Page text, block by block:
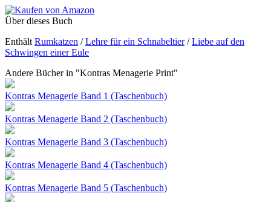
Über dieses Buch
Enthält Rumkatzen /Lehre für ein Schnabeltier/Liebe auf den
Schwingen einer Eule
Andere Bücher in "Kontras Menagerie Print"
Kontras Menagerie Band 1 (Taschenbuch)
Kontras Menagerie Band 2 (Taschenbuch)
Kontras Menagerie Band 3 (Taschenbuch)
Kontras Menagerie Band 4 (Taschenbuch)
Kontras Menagerie Band 5 (Taschenbuch)